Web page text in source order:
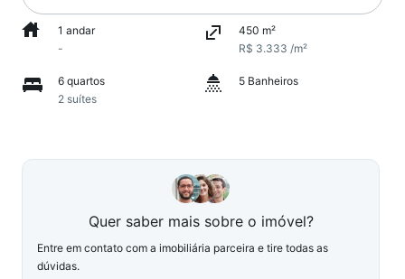
1 andar
-
450 m²
R$ 3.333 /m²
6 quartos
2 suítes
5 Banheiros
Quer saber mais sobre o imóvel?
Entre em contato com a imobiliária parceira e tire todas as
dúvidas.